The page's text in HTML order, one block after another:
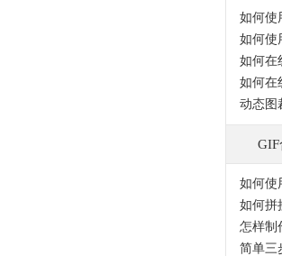
如何使
如何使
如何在
如何在
动态图
如何使
如何拼
怎样制
简单三